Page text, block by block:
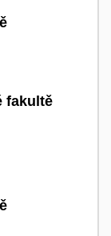
fakultě